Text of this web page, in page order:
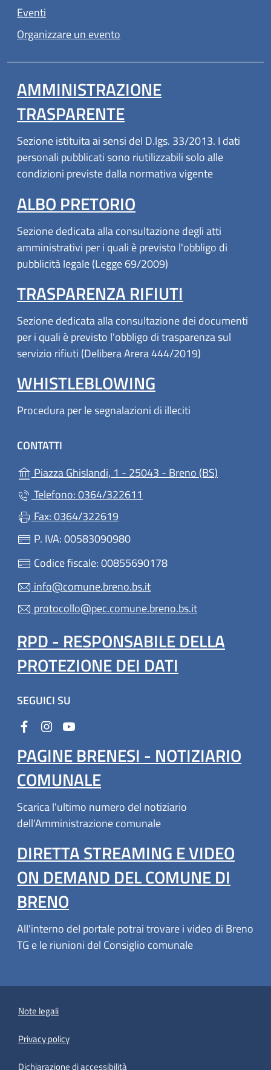
Eventi
Organizzare un evento
AMMINISTRAZIONE
TRASPARENTE
Sezione istituita ai sensi del D.lgs. 33/2013. I dati
personali pubblicati sono riutilizzabili solo alle
condizioni previste dalla normativa vigente
ALBO PRETORIO
Sezione dedicata alla consultazione degli atti
amministrativi per i quali è previsto l'obbligo di
pubblicità legale (Legge 69/2009)
TRASPARENZA RIFIUTI
Sezione dedicata alla consultazione dei documenti
per i quali è previsto l'obbligo di trasparenza sul
servizio rifiuti (Delibera Arera 444/2019)
WHISTLEBLOWING
Procedura per le segnalazioni di illeciti
CONTATTI
Piazza Ghislandi, 1 - 25043 - Breno (BS)
Telefono: 0364/322611
Fax: 0364/322619
P. IVA: 00583090980
Codice fiscale: 00855690178
info@comune.breno.bs.it
protocollo@pec.comune.breno.bs.it
RPD - RESPONSABILE DELLA
PROTEZIONE DEI DATI
SEGUICI SU
PAGINE BRENESI - NOTIZIARIO
COMUNALE
Scarica l'ultimo numero del notiziario
dell'Amministrazione comunale
DIRETTA STREAMING E VIDEO
ON DEMAND DEL COMUNE DI
BRENO
All'interno del portale potrai trovare i video di Breno
TG e le riunioni del Consiglio comunale
Note legali
Privacy policy
Dichiarazione di accessibilità